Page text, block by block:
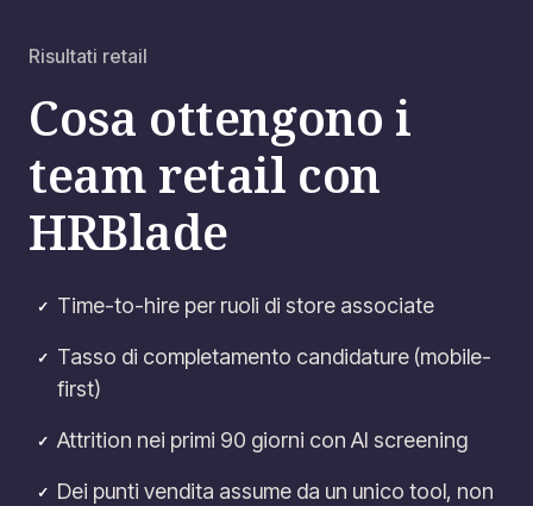
Risultati retail
Cosa ottengono i
team retail con
HRBlade
✓ Time-to-hire per ruoli di store associate
✓ Tasso di completamento candidature (mobile-
first)
✓ Attrition nei primi 90 giorni con AI screening
✓ Dei punti vendita assume da un unico tool, non